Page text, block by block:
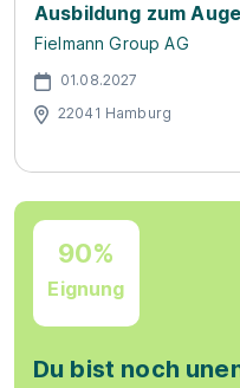
Ausbildung zum
Fielmann Group AG
01.08.2027
22041 Hamburg
90%
Eignung
Du bist noch